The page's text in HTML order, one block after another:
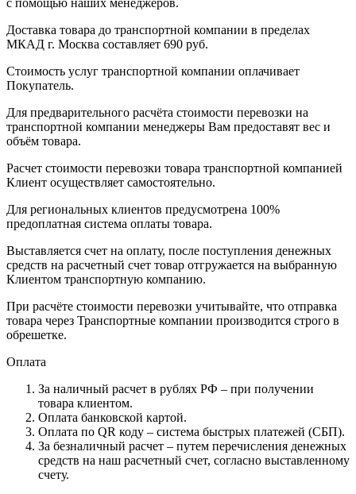
с помощью наших менеджеров.
Доставка товара до транспортной компании в пределах
МКАД г. Москва составляет 690 руб.
Стоимость услуг транспортной компании оплачивает
Покупатель.
Для предварительного расчёта стоимости перевозки на
транспортной компании менеджеры Вам предоставят вес и
объём товара.
Расчет стоимости перевозки товара транспортной компанией
Клиент осуществляет самостоятельно.
Для региональных клиентов предусмотрена 100%
предоплатная система оплаты товара.
Выставляется счет на оплату, после поступления денежных
средств на расчетный счет товар отгружается на выбранную
Клиентом транспортную компанию.
При расчёте стоимости перевозки учитывайте, что отправка
товара через Транспортные компании производится строго в
обрешетке.
Оплата
За наличный расчет в рублях РФ – при получении
товара клиентом.
Оплата банковской картой.
Оплата по QR коду – система быстрых платежей (СБП).
За безналичный расчет – путем перечисления денежных
средств на наш расчетный счет, согласно выставленному
счету.